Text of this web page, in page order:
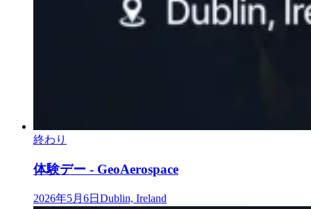
終わり
体験デー - GeoAerospace
2026年5月6日 Dublin, Ireland